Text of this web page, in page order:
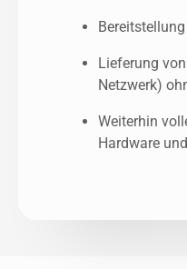
Lieferung
Netzwerk)
Weiterhin
Hardware